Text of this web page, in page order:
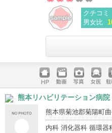
クチコミ
男女比
ホームペ
ージ
動画 写真 女医
熊本リハビリテーション病院
熊本県菊池郡菊陽町
内科 消化器科 循環器